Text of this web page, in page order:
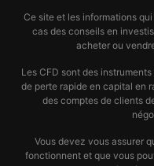
Ce site et les informations
cas des conseils en
acheter ou
Les CFD sont des
de perte rapide en capital en
des comptes de clients
Vous devez vous assurer
fonctionnent et que vous